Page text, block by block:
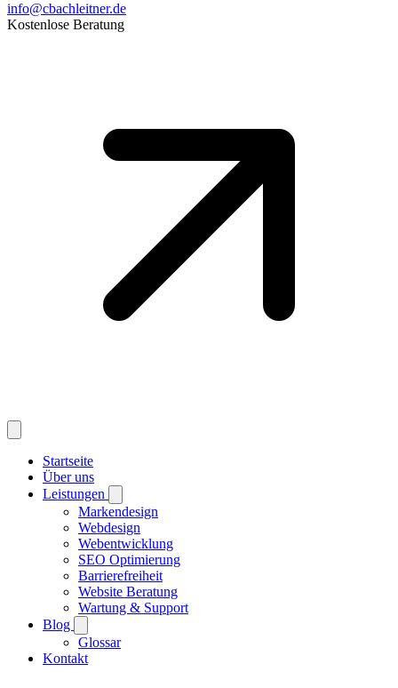
info@cbachleitner.de
Kostenlose Beratung
Startseite
Über uns
Leistungen
Markendesign
Webdesign
Webentwicklung
SEO Optimierung
Barrierefreiheit
Website Beratung
Wartung & Support
Blog
Glossar
Kontakt